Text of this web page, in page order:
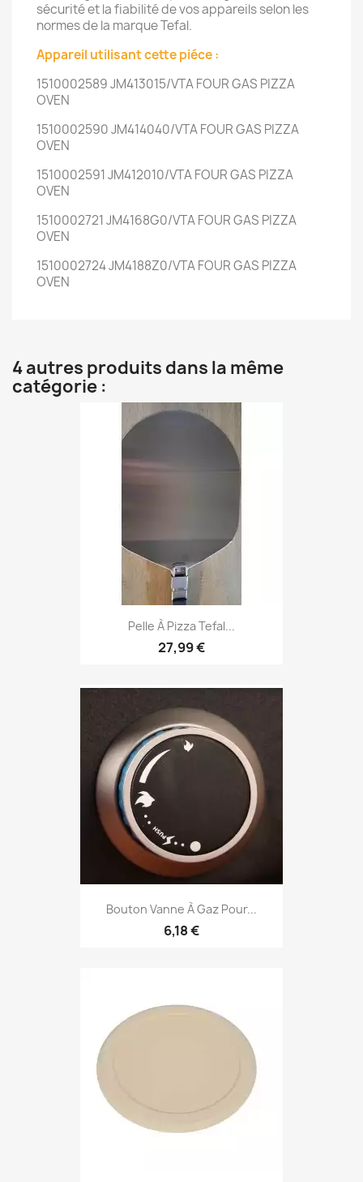
sécurité et la fiabilité de vos appareils selon les
normes de la marque Tefal.
Appareil utilisant cette piéce :
1510002589 JM413015/VTA FOUR GAS PIZZA
OVEN
1510002590 JM414040/VTA FOUR GAS PIZZA
OVEN
1510002591 JM412010/VTA FOUR GAS PIZZA
OVEN
1510002721 JM4168G0/VTA FOUR GAS PIZZA
OVEN
1510002724 JM4188Z0/VTA FOUR GAS PIZZA
OVEN
4 autres produits dans la même
catégorie :
Pelle À Pizza Tefal...
27,99 €
Bouton Vanne À Gaz Pour...
6,18 €